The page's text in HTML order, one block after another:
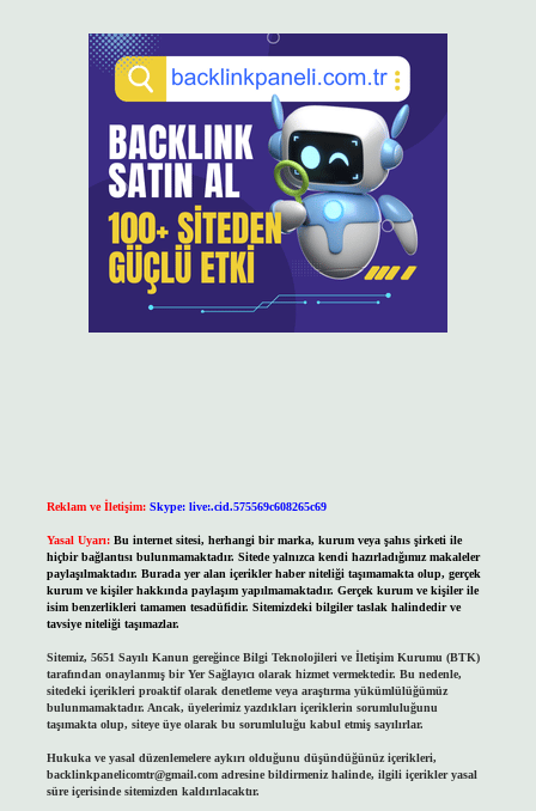
Reklam ve İletişim: Skype: live:.cid.575569c608265c69
Yasal Uyarı: Bu internet sitesi, herhangi bir marka, kurum veya şahıs şirketi ile
hiçbir bağlantısı bulunmamaktadır. Sitede yalnızca kendi hazırladığımız makaleler
paylaşılmaktadır. Burada yer alan içerikler haber niteliği taşımamakta olup, gerçek
kurum ve kişiler hakkında paylaşım yapılmamaktadır. Gerçek kurum ve kişiler ile
isim benzerlikleri tamamen tesadüfidir. Sitemizdeki bilgiler taslak halindedir ve
tavsiye niteliği taşımazlar.
Sitemiz, 5651 Sayılı Kanun gereğince Bilgi Teknolojileri ve İletişim Kurumu (BTK)
tarafından onaylanmış bir Yer Sağlayıcı olarak hizmet vermektedir. Bu nedenle,
sitedeki içerikleri proaktif olarak denetleme veya araştırma yükümlülüğümüz
bulunmamaktadır. Ancak, üyelerimiz yazdıkları içeriklerin sorumluluğunu
taşımakta olup, siteye üye olarak bu sorumluluğu kabul etmiş sayılırlar.
Hukuka ve yasal düzenlemelere aykırı olduğunu düşündüğünüz içerikleri,
backlinkpanelicomtr@gmail.comadresine bildirmeniz halinde, ilgili içerikler yasal
süre içerisinde sitemizden kaldırılacaktır.